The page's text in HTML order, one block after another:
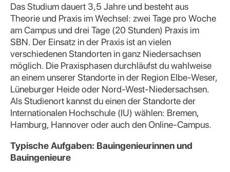
Das Studium dauert 3,5 Jahre und besteht aus
Theorie und Praxis im Wechsel: zwei Tage pro Woche
am Campus und drei Tage (20 Stunden) Praxis im
SBN. Der Einsatz in der Praxis ist an vielen
verschiedenen Standorten in ganz Niedersachsen
möglich. Die Praxisphasen durchläufst du wahlweise
an einem unserer Standorte in der Region Elbe-Weser,
Lüneburger Heide oder Nord-West-Niedersachsen.
Als Studienort kannst du einen der Standorte der
Internationalen Hochschule (IU) wählen: Bremen,
Hamburg, Hannover oder auch den Online-Campus.
Typische Aufgaben: Bauingenieurinnen und
Bauingenieure